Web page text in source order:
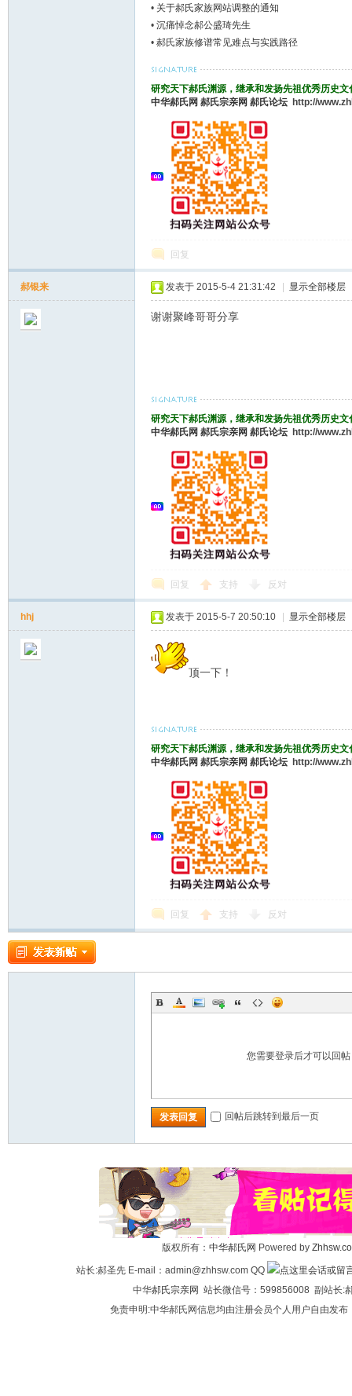
• 关于郝氏家族网站调整的通知
• 沉痛悼念郝公盛琦先生
• 郝氏家族修谱常见难点与实践路径
研究天下郝氏渊源，继承和发扬先祖优秀历史
中华郝氏网 郝氏宗亲网 郝氏论坛 http://
回复
郝银来 发表于 2015-5-4 21:31:42 显示全部楼层
谢谢聚峰哥哥分享
研究天下郝氏渊源，继承和发扬先祖优秀历史
中华郝氏网 郝氏宗亲网 郝氏论坛 http://
回复 支持 反对
hhj 发表于 2015-5-7 20:50:10 显示全部楼层
顶一下！
研究天下郝氏渊源，继承和发扬先祖优秀历史
中华郝氏网 郝氏宗亲网 郝氏论坛 http://
回复 支持 反对
您需要登录后才可以回帖
发表回复 回帖后跳转到最后一页
版权所有： 中华郝氏网 Powered by
站长:郝圣先 E-mail：admin@zhhsw.com QQ
中华郝氏宗亲网 站长微信号：599856008 副站长:
免责申明:中华郝氏网信息均由注册会员个人用户自由发